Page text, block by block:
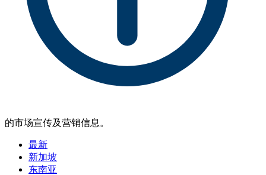
的市场宣传及营销信息。
最新
新加坡
东南亚